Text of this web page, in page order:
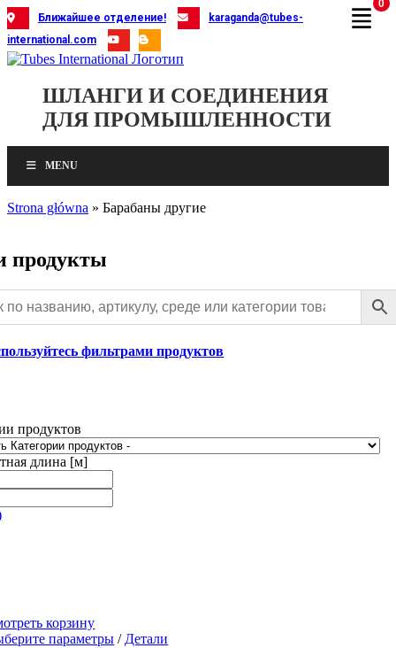
Skip
to
content
Ближайшее отделение!
karaganda@tubes-
international.com
ШЛАНГИ И СОЕДИНЕНИЯ
ДЛЯ ПРОМЫШЛЕННОСТИ
MENU
Strona główna » Барабаны другие
продукты
фильтрами продуктов
продуктов
длина [м]
корзину
параметры Этот
/ Детали
0